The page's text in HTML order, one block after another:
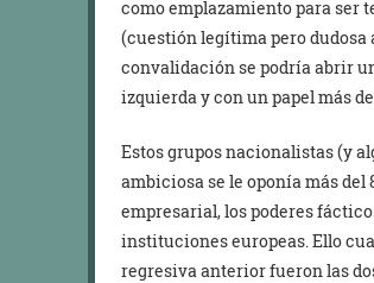
como emplazamiento para ser
(cuestión legítima pero dudosa
convalidación se podría abrir
izquierda y con un papel más
Estos grupos nacionalistas (y
ambiciosa se le oponía más del
empresarial, los poderes
instituciones europeas. Ello
regresiva anterior fueron las